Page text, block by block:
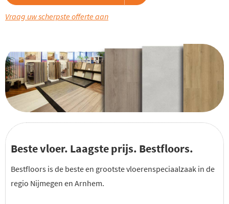
Vraag uw scherpste offerte aan
Beste vloer. Laagste prijs. Bestfloors.
Bestfloors is de beste en grootste vloerenspeciaalzaak in de
regio Nijmegen en Arnhem.